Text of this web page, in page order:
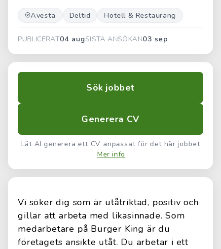
Avesta Deltid Hotell & Restaurang
PUBLICERAT04 augSISTA ANSÖKAN03 sep
Sök jobbet
Generera CV
Låt AI generera ett CV anpassat för det här jobbet
Mer info
Vi söker dig som är utåtriktad, positiv och
gillar att arbeta med likasinnade. Som
medarbetare på Burger King är du
företagets ansikte utåt. Du arbetar i ett